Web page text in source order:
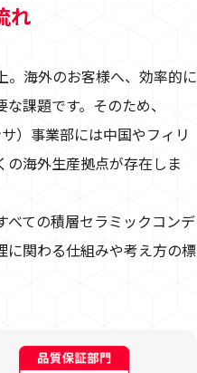
れ
。海外のお客様へ、効率的に
課題です。そのため、
）事業部には中国やフィリ
の海外生産拠点が存在しま
ての積層セラミックコンデ
に関わる仕組みや考え方の標